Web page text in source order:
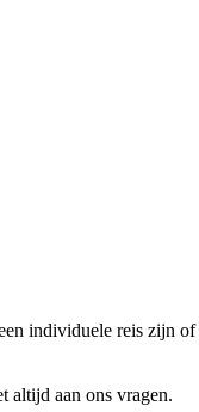
individuele reis zijn
altijd aan ons vragen.